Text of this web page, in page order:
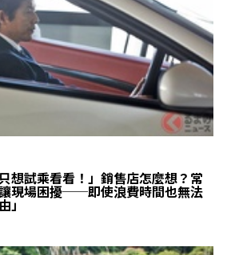
想試乘看看！」銷售店怎麼想？常
現場困擾──即使浪費時間也無法
」